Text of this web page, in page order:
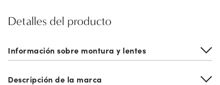
Detalles del producto
Información sobre montura y lentes
Descripción de la marca